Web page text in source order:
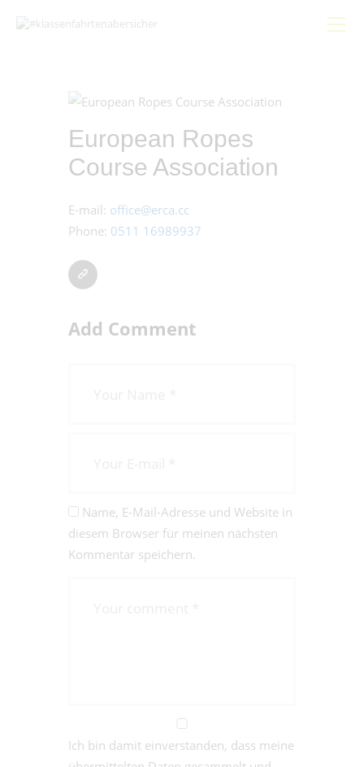
Gemeinsam
Bündnis
Beiträge
European Ropes
Course Association
E-mail: office@erca.cc
Phone: 0511 16989937
Add Comment
Name, E-Mail-Adresse und Website in
diesem Browser für meinen nächsten
Kommentar speichern.
Ich bin damit einverstanden, dass meine